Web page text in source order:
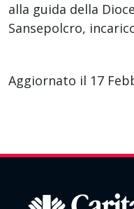
alla guida della
Sansepolcro,
Aggiornato il 17